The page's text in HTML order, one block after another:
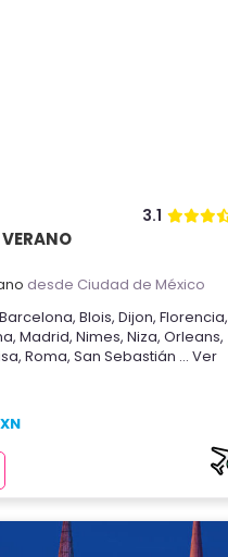
3.1
desde Ciudad de México
Barcelona,Blois,Dijon,Florencia,
,Madrid,Nimes,Niza,Orleans,
,Roma,San Sebastián ... Ver